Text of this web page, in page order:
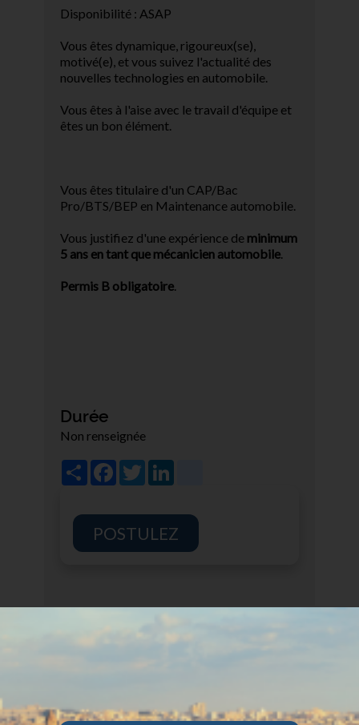
Disponibilité : ASAP
Vous êtes dynamique, rigoureux(se),
motivé(e), et vous suivez l'actualité des
nouvelles technologies en automobile.
Vous êtes à l'aise avec le travail d'équipe et
êtes un bon élément.
Vous êtes titulaire d'un CAP/Bac
Pro/BTS/BEP en Maintenance automobile.
Vous justifiez d'une expérience de minimum
5 ans en tant que mécanicien automobile.
Permis B obligatoire.
Durée
Non renseignée
Share Facebook
Twitter
POSTULEZ